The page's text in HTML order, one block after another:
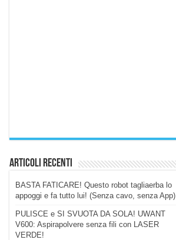
Articoli Recenti
BASTA FATICARE! Questo robot tagliaerba lo
appoggi e fa tutto lui! (Senza cavo, senza App)
PULISCE e SI SVUOTA DA SOLA! UWANT
V600: Aspirapolvere senza fili con LASER
VERDE!